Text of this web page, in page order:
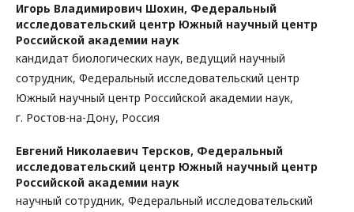
Игорь Владимирович Шохин, Федеральный
исследовательский центр Южный научный центр
Российской академии наук
кандидат биологических наук, ведущий научный
сотрудник, Федеральный исследовательский центр
Южный научный центр Российской академии наук,
г. Ростов-на-Дону, Россия
Евгений Николаевич Терсков, Федеральный
исследовательский центр Южный научный центр
Российской академии наук
научный сотрудник, Федеральный исследовательский